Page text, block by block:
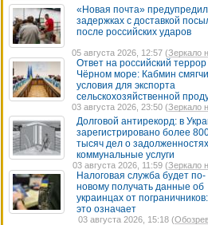
«Новая почта»
задержках с доставкой
после российских ударов
05 августа 2026, 12:57 (Зеркало
Ответ на российский террор
Чёрном море: Кабмин
условия для экспорта
сельскохозяйственной
03 августа 2026, 23:50 (Зеркало
Долговой антирекорд: в
зарегистрировано более
тысяч дел о
коммунальные услуги
03 августа 2026, 11:59 (Зеркало
Налоговая служба будет по-
новому получать данные об
украинцах от
это означает
03 августа 2026, 15:18 (